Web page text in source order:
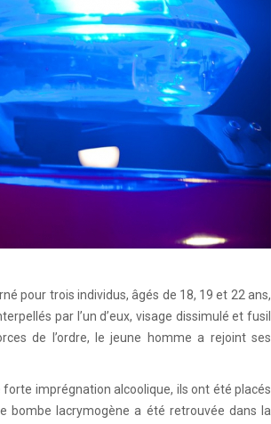
pour trois individus, âgés de 18, 19 et 22 ans,
par l’un d’eux, visage dissimulé et fusil
de l’ordre, le jeune homme a rejoint ses
forte imprégnation alcoolique, ils ont été placés
bombe lacrymogène a été retrouvée dans la